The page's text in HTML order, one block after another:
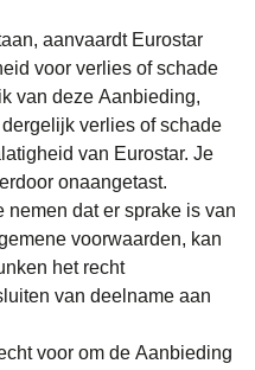
aanvaardt Eurostar
voor verlies of schade
van deze Aanbieding,
verlies of schade
van Eurostar. Je
onaangetast.
nemen dat er sprake is van
voorwaarden, kan
het recht
van deelname aan
voor om de Aanbieding